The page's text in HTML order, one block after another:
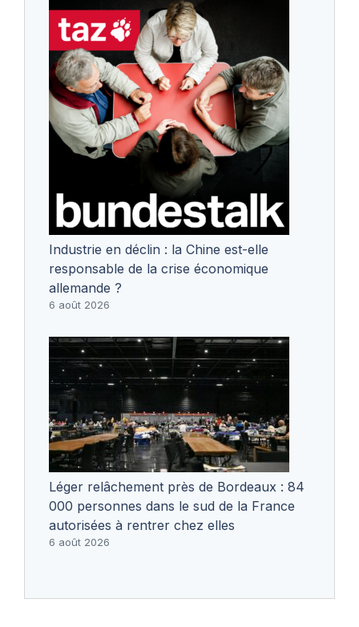
Industrie en déclin : la Chine est-elle
responsable de la crise économique
allemande ?
6 août 2026
Léger relâchement près de Bordeaux : 84
000 personnes dans le sud de la France
autorisées à rentrer chez elles
6 août 2026